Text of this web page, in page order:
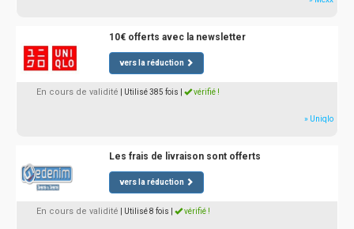
10€ offerts avec la newsletter
vers la réduction
En cours de validité | Utilisé 385 fois vérifié !
» Uniqlo
Les frais de livraison sont offerts
vers la réduction
En cours de validité | Utilisé 8 fois vérifié !